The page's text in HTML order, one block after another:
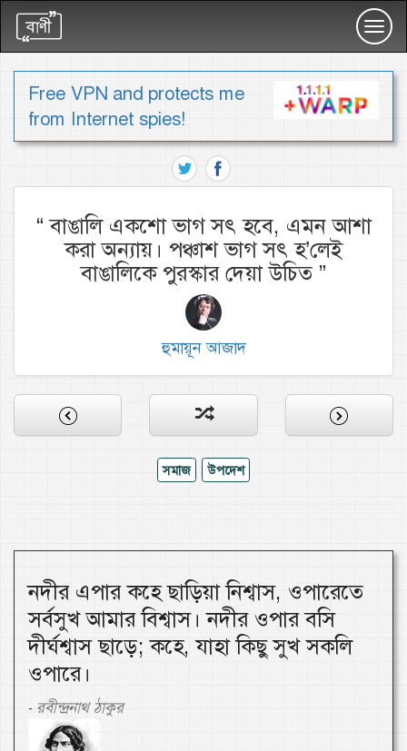
Free VPN and protects me
from Internet spies!
“বাঙালি একশো ভাগ সৎ হবে, এমন আশা
করা অন্যায়। পঞ্চাশ ভাগ সৎ হ’লেই
বাঙালিকে পুরস্কার দেয়া উচিত”
হুমায়ূন আজাদ
সমাজ উপদেশ
নদীর এপার কহে ছাড়িয়া নিশ্বাস, ওপারেতে
সর্বসুখ আমার বিশ্বাস। নদীর ওপার বসি
দীর্ঘশ্বাস ছাড়ে; কহে, যাহা কিছু সুখ সকলি
ওপারে।
- রবীন্দ্রনাথ ঠাকুর